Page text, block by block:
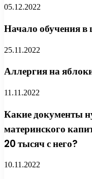
05.12.2022
Начало обучения в
25.11.2022
Аллергия на
11.11.2022
Какие документы
материнского
20 тысяч с него?
10.11.2022